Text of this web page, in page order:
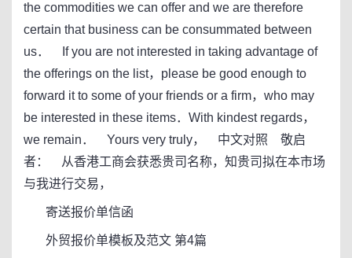
the commodities we can offer and we are therefore
certain that business can be consummated between
us． If you are not interested in taking advantage of
the offerings on the list，please be good enough to
forward it to some of your friends or a firm，who may
be interested in these items．With kindest regards，
we remain． Yours very truly， 中文对照 敬启
者： 从香港工商会获悉贵司名称，知贵司拟在本市场
与我进行交易，
寄送报价单信函
外贸报价单模板及范文 第4篇